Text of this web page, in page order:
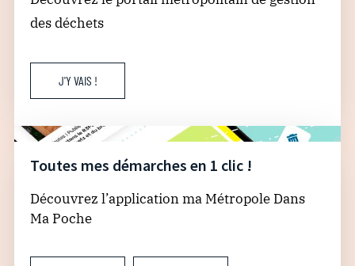
des déchets
J'Y VAIS !
Toutes mes démarches en 1 clic !
Découvrez l’application ma Métropole Dans
Ma Poche